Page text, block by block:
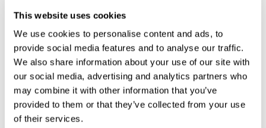
This website uses cookies
We use cookies to personalise content and ads, to
provide social media features and to analyse our traffic.
We also share information about your use of our site with
our social media, advertising and analytics partners who
may combine it with other information that you’ve
provided to them or that they’ve collected from your use
of their services.
poznawcze?
Granie w gry takie jak „Do szaleństwa” od CogniFit stymuluje
określony wzorzec aktywacji neuronów. Powtarzanie i
konsekwentne trenowanie tego wzorca może pomóc w
tworzeniu nowych synaps i pomóc obwodom nerwowym w
reorganizacji i odzyskaniu osłabionych lub uszkodzonych funkcji
poznawczych.
„Do szaleństwa” pomaga ćwiczyć planowanie i pamięć
wzrokową. Konsekwentne stymulowanie tych umiejętności może
pomóc w tworzeniu nowych synaps, reorganizacji obwodów